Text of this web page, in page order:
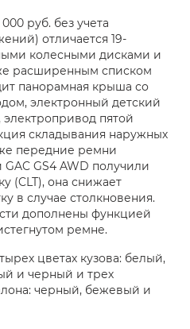
руб. без учета
отличается 19-
колесными дисками и
расширенным списком
панорамная крыша со
электронный детский
пятой
складывания наружных
передние ремни
GS4 AWD получили
(CLT), она снижает
в случае столкновения.
дополнены функцией
ремне.
цветах кузова: белый,
и черный и трех
черный, бежевый и